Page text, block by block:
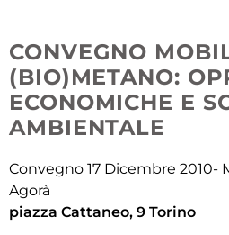
CONVEGNO
(BIO)METANO:
ECONOMICHE E
AMBIENTALE
Convegno 17 Dicembre 2010-
Agorà
piazza Cattaneo, 9 Torino